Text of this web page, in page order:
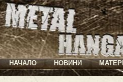
НАЧАЛО НОВИНИ